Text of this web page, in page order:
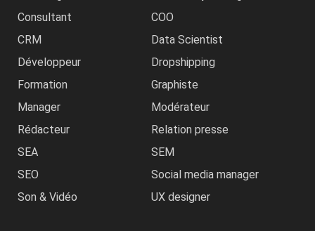
Consultant
COO
CRM
Data Scientist
Développeur
Dropshipping
Formation
Graphiste
Manager
Modérateur
Rédacteur
Relation presse
SEA
SEM
SEO
Social media manager
Son & Vidéo
UX designer